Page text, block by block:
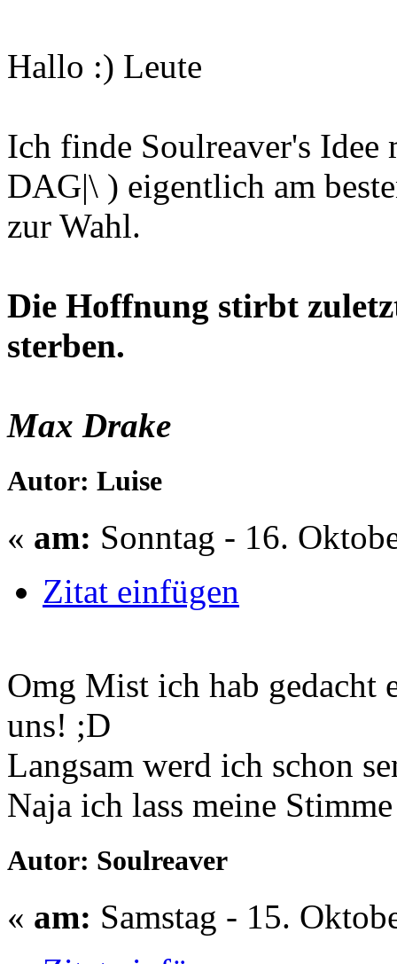
Hallo :) Leute
Ich finde Soulreaver's
DAG|\ ) eigentlich am
zur Wahl.
Die Hoffnung stirbt
sterben.
Max Drake
Autor: Luise
« am: Sonntag - 16.
Zitat einfügen
Omg Mist ich hab gedacht
uns! ;D
Langsam werd ich schon
Naja ich lass meine
Autor: Soulreaver
« am: Samstag - 15.